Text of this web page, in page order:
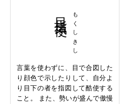
もくしきし
言葉を使わずに、目で合図した
り顔色で示したりして、自分よ
り目下の者を指図して酷使する
こと。 また、勢いが盛んで傲慢